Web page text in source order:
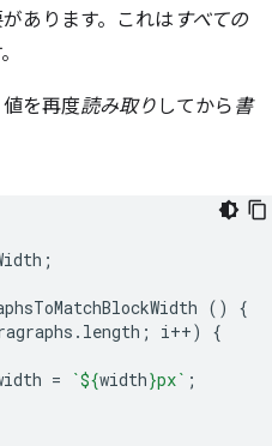
あります。これは すべての
を再度読み取り してから 書
;
()
{
. length ; i++)
{
= `${width}px` ;